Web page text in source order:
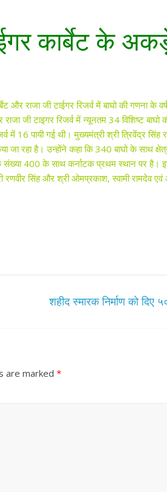
कार्बेट के
और राजा जी टाईगर रिजर्व में बाघो की गणना
जी टाइगर रिजर्व में न्यूनतम 34 विशिष्ट बाघो
में 16 पायी गई थी। मुख्यमंत्री श्री त्रिवेंद्र सिंह
जा रहा है। उन्होंने कहा कि 340 बाघो के साथ
संख्या 400 के साथ कर्नाटक प्रथम स्थान पर है।
सिंह और श्री ओमप्रकाश, स्वामी रामदेव एवं
शहीद स्मारक निर्माण को
are marked *